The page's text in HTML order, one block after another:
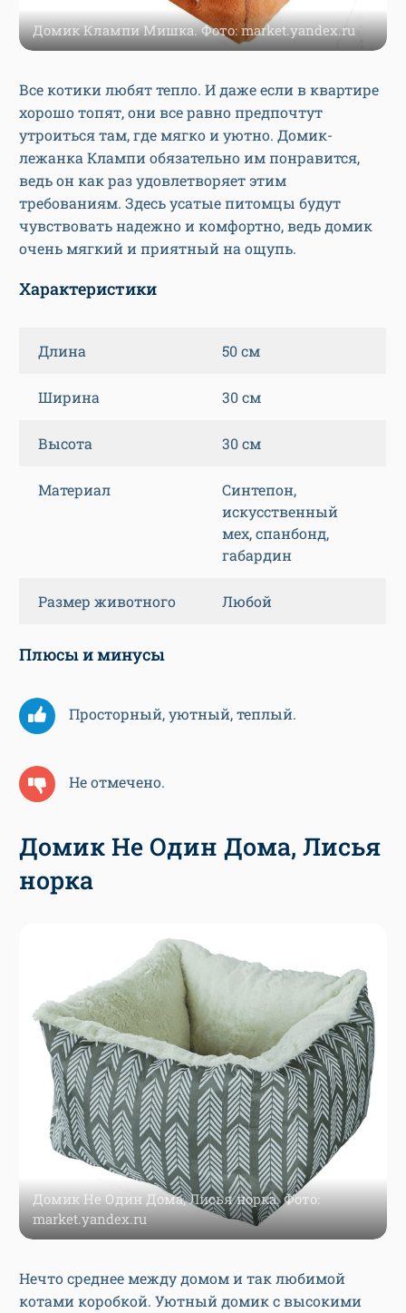
Домик Клампи Мишка. Фото: market.yandex.ru
Все котики любят тепло. И даже если в квартире
хорошо топят, они все равно предпочтут
утроиться там, где мягко и уютно. Домик-
лежанка Клампи обязательно им понравится,
ведь он как раз удовлетворяет этим
требованиям. Здесь усатые питомцы будут
чувствовать надежно и комфортно, ведь домик
очень мягкий и приятный на ощупь.
Характеристики
Длина 50 см
Ширина 30 см
Высота 30 см
Материал
Синтепон,
искусственный
мех, спанбонд,
габардин
Размер животного Любой
Плюсы и минусы
Просторный, уютный, теплый.
Не отмечено.
Домик Не Один Дома, Лисья
норка
Домик Не Один Дома, Лисья норка. Фото:
market.yandex.ru
Нечто среднее между домом и так любимой
котами коробкой. Уютный домик с высокими